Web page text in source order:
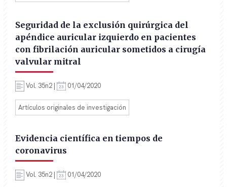
Seguridad de la exclusión quirúrgica del
apéndice auricular izquierdo en pacientes
con fibrilación auricular sometidos a cirugía
valvular mitral
Vol. 35n2 | 01/04/2020
Artículos originales de investigación
Evidencia científica en tiempos de
coronavirus
Vol. 35n2 | 01/04/2020